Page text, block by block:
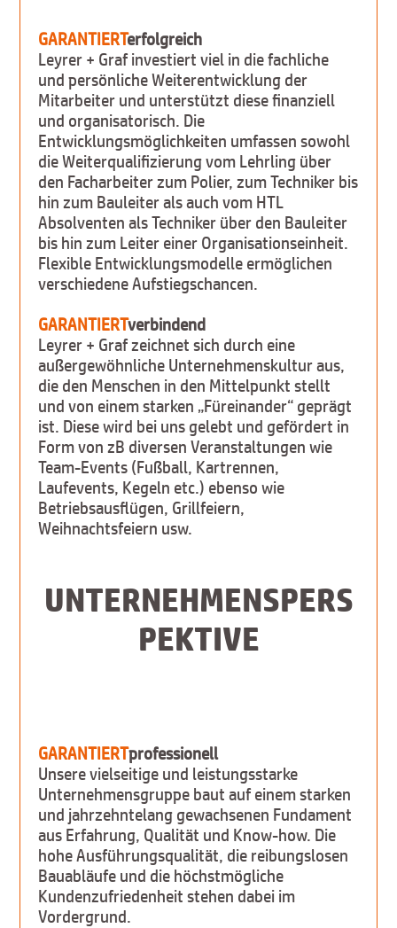
GARANTIERTerfolgreich
Leyrer + Graf investiert viel in die fachliche
und persönliche Weiterentwicklung der
Mitarbeiter und unterstützt diese finanziell
und organisatorisch. Die
Entwicklungsmöglichkeiten umfassen sowohl
die Weiterqualifizierung vom Lehrling über
den Facharbeiter zum Polier, zum Techniker bis
hin zum Bauleiter als auch vom HTL
Absolventen als Techniker über den Bauleiter
bis hin zum Leiter einer Organisationseinheit.
Flexible Entwicklungsmodelle ermöglichen
verschiedene Aufstiegschancen.
GARANTIERTverbindend
Leyrer + Graf zeichnet sich durch eine
außergewöhnliche Unternehmenskultur aus,
die den Menschen in den Mittelpunkt stellt
und von einem starken „Füreinander“ geprägt
ist. Diese wird bei uns gelebt und gefördert in
Form von zB diversen Veranstaltungen wie
Team-Events (Fußball, Kartrennen,
Laufevents, Kegeln etc.) ebenso wie
Betriebsausflügen, Grillfeiern,
Weihnachtsfeiern usw.
UNTERNEHMENSPERS
PEKTIVE
GARANTIERTprofessionell
Unsere vielseitige und leistungsstarke
Unternehmensgruppe baut auf einem starken
und jahrzehntelang gewachsenen Fundament
aus Erfahrung, Qualität und Know-how. Die
hohe Ausführungsqualität, die reibungslosen
Bauabläufe und die höchstmögliche
Kundenzufriedenheit stehen dabei im
Vordergrund.